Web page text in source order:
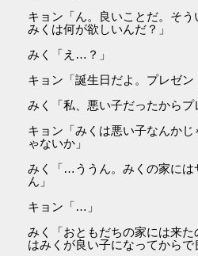
キョン「ん。良いことだ。そう
みくは何が欲しいんだ？」
みく「え…？」
キョン「誕生日だよ。プレゼン
みく「私、悪い子だったからプ
キョン「みくは悪い子なんか
ゃないか」
みく「…ううん。みくの家には
ん」
キョン「…」
みく「おともだちの家には来
はみくが良い子になってからで